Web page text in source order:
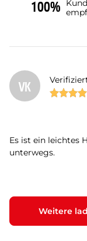
100%
VK
Es ist ein leichtes
unterwegs.
Weitere